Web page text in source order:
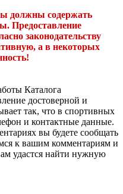
должны содержать
Предоставление
законодательству
а в некоторых
Каталога
достоверной и
так, что в спортивных
и контактные данные.
вы будете сообщать
к вашим комментариям и
удастся найти нужную